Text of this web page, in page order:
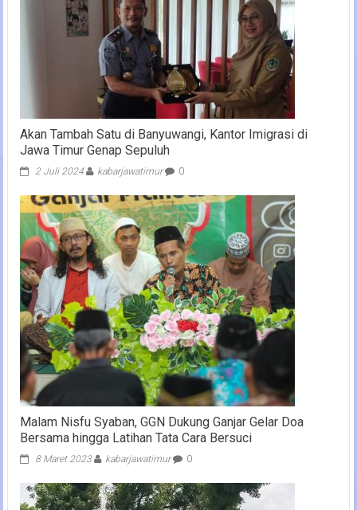
Akan Tambah Satu di Banyuwangi, Kantor Imigrasi di
Jawa Timur Genap Sepuluh
2 Juli 2024 kabarjawatimur 0
Malam Nisfu Syaban, GGN Dukung Ganjar Gelar Doa
Bersama hingga Latihan Tata Cara Bersuci
8 Maret 2023 kabarjawatimur 0